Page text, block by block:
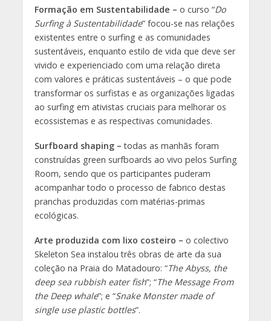
Formação em Sustentabilidade – o curso “Do
Surfing à Sustentabilidade” focou-se nas relações
existentes entre o surfing e as comunidades
sustentáveis, enquanto estilo de vida que deve ser
vivido e experienciado com uma relação direta
com valores e práticas sustentáveis – o que pode
transformar os surfistas e as organizações ligadas
ao surfing em ativistas cruciais para melhorar os
ecossistemas e as respectivas comunidades.
Surfboard shaping – todas as manhãs foram
construídas green surfboards ao vivo pelos Surfing
Room, sendo que os participantes puderam
acompanhar todo o processo de fabrico destas
pranchas produzidas com matérias-primas
ecológicas.
Arte produzida com lixo costeiro – o colectivo
Skeleton Sea instalou três obras de arte da sua
coleção na Praia do Matadouro: “The Abyss, the
deep sea rubbish eater fish”; “The Message From
the Deep whale”; e “Snake Monster made of
single use plastic bottles”.